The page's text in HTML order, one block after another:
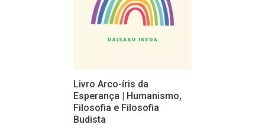
Livro Arco-íris da
Esperança | Humanismo,
Filosofia e Filosofia
Budista